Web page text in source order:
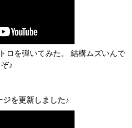
ロを弾いてみた。 結構ムズいんで
♪
を更新しました♪